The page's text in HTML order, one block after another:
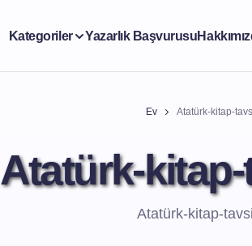
Kategoriler Yazarlık Başvurusu
Ev Atatürk-kitap-
Atatürk-
Atatürk-kitap-